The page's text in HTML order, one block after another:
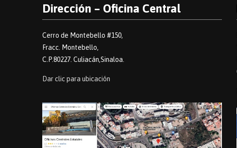
Dirección – Oficina Central
Cerro de Montebello #150,
Fracc. Montebello,
C.P.80227. Culiacán,Sinaloa.
Dar clic para ubicación